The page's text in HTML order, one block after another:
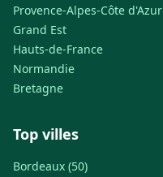
Provence-Alpes-Côte d'Azur
Grand Est
Hauts-de-France
Normandie
Bretagne
Top villes
Bordeaux (50)